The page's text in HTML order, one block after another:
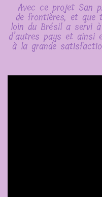
Avec ce projet San
de frontières, et que
loin du Brésil a servi
d’autres pays et ainsi
à la grande